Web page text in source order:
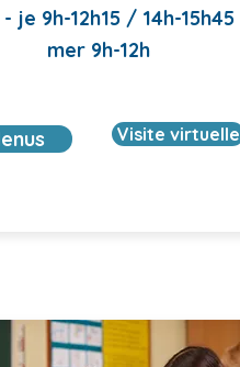
je 9h-12h15 / 14h-15h45
mer 9h-12h
Visite virtuelle